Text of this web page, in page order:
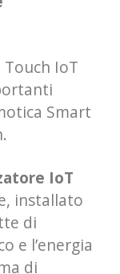
IoT
Smart
IoT
installato
di
e l’energia
di